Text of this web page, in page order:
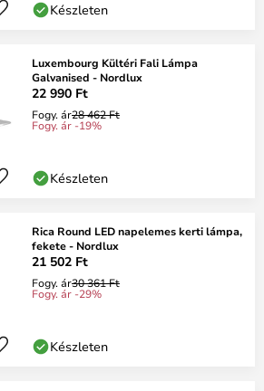
Készleten
Luxembourg Kültéri Fali Lámpa
Galvanised - Nordlux
22 990 Ft
Fogy. ár28 462 Ft
Fogy. ár -19%
Készleten
Rica Round LED napelemes kerti lámpa,
fekete - Nordlux
21 502 Ft
Fogy. ár30 361 Ft
Fogy. ár -29%
Készleten